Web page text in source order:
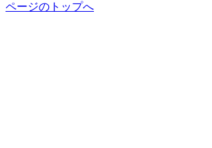
ページのトップへ